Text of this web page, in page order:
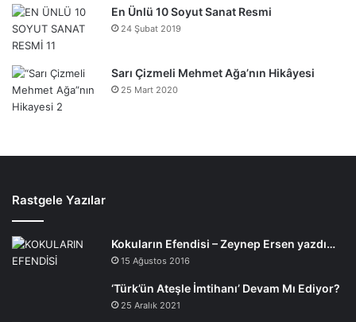
En Ünlü 10 Soyut Sanat Resmi
24 Şubat 2019
Sarı Çizmeli Mehmet Ağa’nın Hikâyesi
25 Mart 2020
Rastgele Yazılar
Kokuların Efendisi – Zeynep Ersen yazdı…
15 Ağustos 2016
‘Türk’ün Ateşle İmtihanı’ Devam Mı Ediyor?
25 Aralık 2021